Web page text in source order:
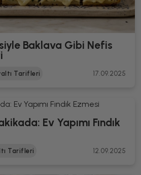
Baklava Gibi Nefis
Tarifleri 17.09.2025
Tarifleri 12.09.2025